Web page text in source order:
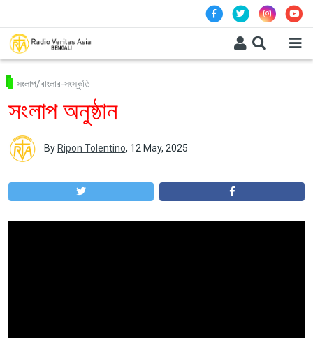
সংলাপ/বাংলার-সংস্কৃতি
সংলাপ অনুষ্ঠান
By Ripon Tolentino, 12 May, 2025